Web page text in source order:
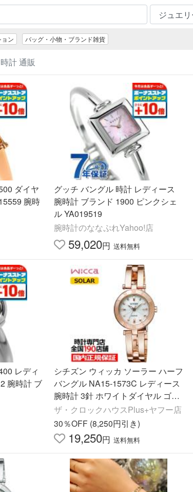
ン バッグ・小物・ブランド雑貨
計 通販
ダイヤ
腕時
グッチ バングル 時計 レディース
腕時計 ブランド 1900 ピンクシェ
ル YA019519
腕時計のななぷれYahoo!店
59,020円 送料無料
レディ
腕時計 ブ
シチズン ウィッカ ソーラー ハーフ
バングル NA15-1573C レディース
腕時計 3針 ホワイトダイヤル ゴー
ルド
ザ・クロックハウスPlus+ヤフー店
30％OFF (8,250円引き)
19,250円 送料無料